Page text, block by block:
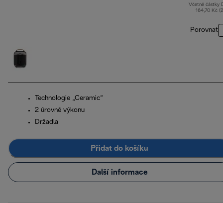
Včetně částky
164,70 Kč
Porovnat
Technologie „Ceramic“
2 úrovně výkonu
Držadla
Přidat do košíku
Další informace